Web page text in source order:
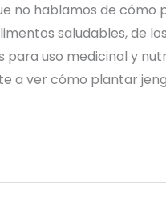
no hablamos de
saludables, de
uso medicinal y
a ver cómo plantar